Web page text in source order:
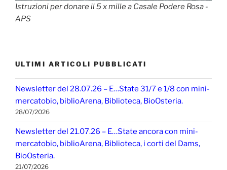
Istruzioni per donare il 5 x mille a Casale Podere Rosa -
APS
ULTIMI ARTICOLI PUBBLICATI
Newsletter del 28.07.26 – E…State 31/7 e 1/8 con mini-
mercatobio, biblioArena, Biblioteca, BioOsteria.
28/07/2026
Newsletter del 21.07.26 – E…State ancora con mini-
mercatobio, biblioArena, Biblioteca, i corti del Dams,
BioOsteria.
21/07/2026